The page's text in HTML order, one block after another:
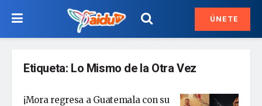
ÚNETE
Etiqueta: Lo Mismo de la Otra Vez
¡Mora regresa a Guatemala con su